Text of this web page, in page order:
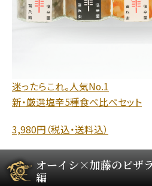
迷ったらこれ。人気No.1
新・厳選塩辛5種食べ比べセット
3,980円（税込・送料込）
オーイシ×加藤のピザ
編